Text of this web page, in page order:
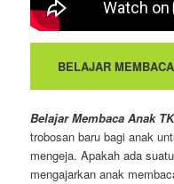
BELAJAR
Belajar Membaca Anak
trobosan baru bagi anak
mengeja. Apakah ada
mengajarkan anak